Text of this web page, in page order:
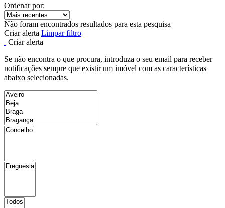
Ordenar por:
Não foram encontrados resultados para esta pesquisa
Criar alerta Limpar filtro
Criar alerta
Se não encontra o que procura, introduza o seu email para receber
notificações sempre que existir um imóvel com as características
abaixo selecionadas.